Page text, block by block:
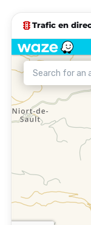
traffic Trafic en